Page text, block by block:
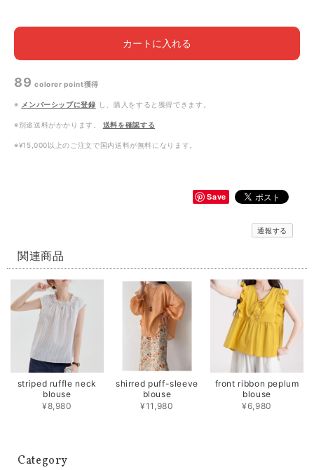
カートに入れる
89 colorer point獲得
※ メンバーシップに登録 し、購入をすると獲得できます。
※別途送料がかかります。 送料を確認する
※¥15,000以上のご注文で国内送料が無料になります。
Save
通報する
関連商品
striped ruffle neck
blouse
¥8,980
shirred puff-sleeve
blouse
¥11,980
front ribbon peplum
blouse
¥6,980
Category